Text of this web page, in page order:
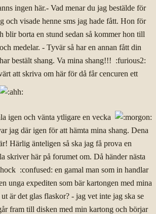
ingen här.- Vad menar du jag bestälde för
och visade henne sms jag hade fått. Hon för
blir borta en stund sedan så kommer hon till
medelar. - Tyvär så har en annan fått din
bestält shang. Va mina shang!!! :furious2:
att skriva om här för då får cencuren ett
igen och vänta ytligare en vecka
jag där igen för att hämta mina shang. Dena
Härlig änteligen så ska jag få prova en
skriver här på forumet om. Då händer nästa
:confused: en gamal man som in handlar
unga expediten som bär kartongen med mina
är det glas flaskor? - jag vet inte jag ska se
fram till disken med min kartong och börjar